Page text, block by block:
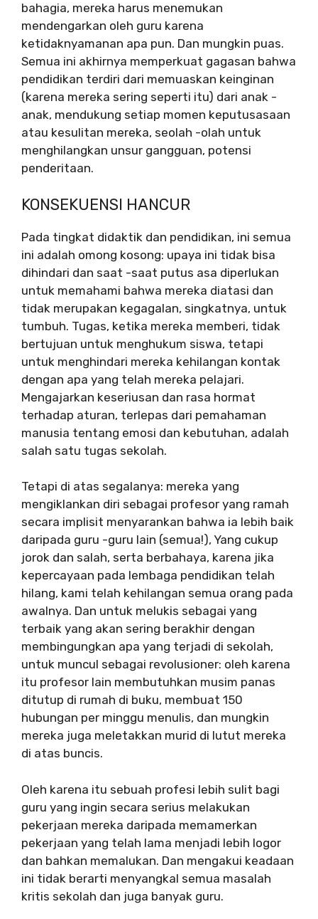
bahagia, mereka harus menemukan
mendengarkan oleh guru karena
ketidaknyamanan apa pun. Dan mungkin puas.
Semua ini akhirnya memperkuat gagasan bahwa
pendidikan terdiri dari memuaskan keinginan
(karena mereka sering seperti itu) dari anak -
anak, mendukung setiap momen keputusasaan
atau kesulitan mereka, seolah -olah untuk
menghilangkan unsur gangguan, potensi
penderitaan.
KONSEKUENSI HANCUR
Pada tingkat didaktik dan pendidikan, ini semua
ini adalah omong kosong: upaya ini tidak bisa
dihindari dan saat -saat putus asa diperlukan
untuk memahami bahwa mereka diatasi dan
tidak merupakan kegagalan, singkatnya, untuk
tumbuh. Tugas, ketika mereka memberi, tidak
bertujuan untuk menghukum siswa, tetapi
untuk menghindari mereka kehilangan kontak
dengan apa yang telah mereka pelajari.
Mengajarkan keseriusan dan rasa hormat
terhadap aturan, terlepas dari pemahaman
manusia tentang emosi dan kebutuhan, adalah
salah satu tugas sekolah.
Tetapi di atas segalanya: mereka yang
mengiklankan diri sebagai profesor yang ramah
secara implisit menyarankan bahwa ia lebih baik
daripada guru -guru lain (semua!), Yang cukup
jorok dan salah, serta berbahaya, karena jika
kepercayaan pada lembaga pendidikan telah
hilang, kami telah kehilangan semua orang pada
awalnya. Dan untuk melukis sebagai yang
terbaik yang akan sering berakhir dengan
membingungkan apa yang terjadi di sekolah,
untuk muncul sebagai revolusioner: oleh karena
itu profesor lain membutuhkan musim panas
ditutup di rumah di buku, membuat 150
hubungan per minggu menulis, dan mungkin
mereka juga meletakkan murid di lutut mereka
di atas buncis.
Oleh karena itu sebuah profesi lebih sulit bagi
guru yang ingin secara serius melakukan
pekerjaan mereka daripada memamerkan
pekerjaan yang telah lama menjadi lebih logor
dan bahkan memalukan. Dan mengakui keadaan
ini tidak berarti menyangkal semua masalah
kritis sekolah dan juga banyak guru.